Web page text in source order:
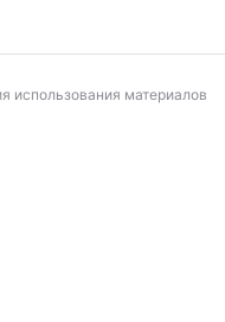
использования материалов